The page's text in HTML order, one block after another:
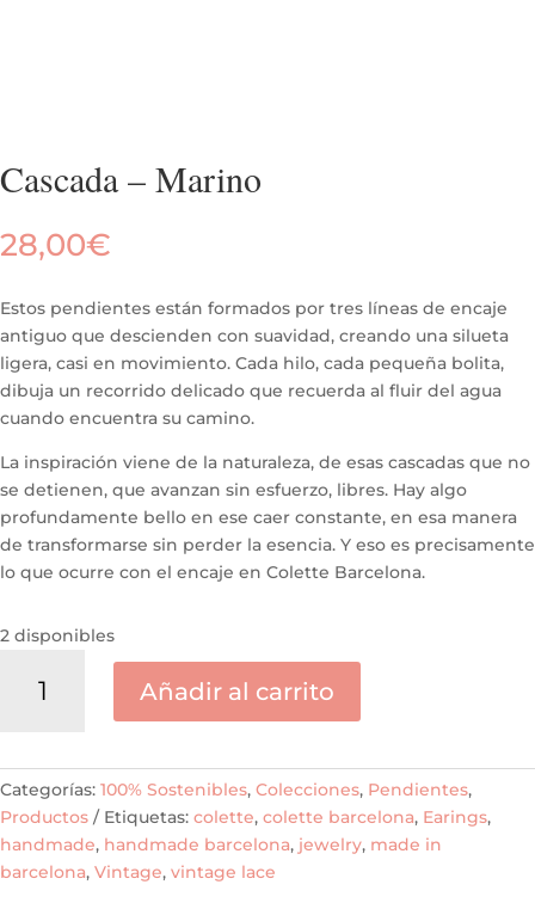
Cascada – Marino
28,00€
Estos pendientes están formados por tres líneas de encaje
antiguo que descienden con suavidad, creando una silueta
ligera, casi en movimiento. Cada hilo, cada pequeña bolita,
dibuja un recorrido delicado que recuerda al fluir del agua
cuando encuentra su camino.
La inspiración viene de la naturaleza, de esas cascadas que no
se detienen, que avanzan sin esfuerzo, libres. Hay algo
profundamente bello en ese caer constante, en esa manera
de transformarse sin perder la esencia. Y eso es precisamente
lo que ocurre con el encaje en Colette Barcelona.
2 disponibles
Añadir al carrito
Categorías: 100% Sostenibles, Colecciones, Pendientes,
Productos
Etiquetas: colette, colette barcelona, Earings,
handmade, handmade barcelona, jewelry, made in
barcelona, Vintage, vintage lace